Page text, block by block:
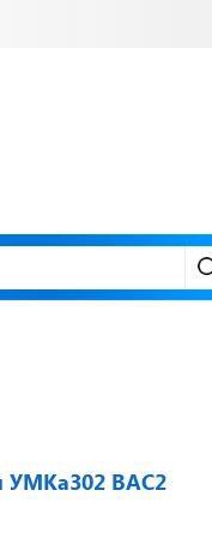
УМКа302 BAC2